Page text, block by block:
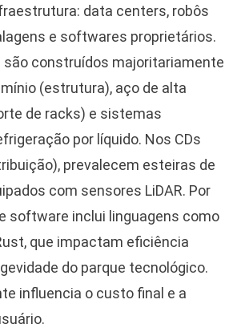
data centers, robôs
e softwares proprietários.
são construídos majoritariamente
(estrutura), aço de alta
de racks) e sistemas
por líquido. Nos CDs
prevalecem esteiras de
com sensores LiDAR. Por
software inclui linguagens como
que impactam eficiência
do parque tecnológico.
influencia o custo final e a